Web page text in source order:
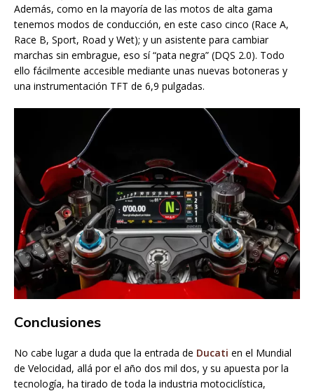
Además, como en la mayoría de las motos de alta gama
tenemos modos de conducción, en este caso cinco (Race A,
Race B, Sport, Road y Wet); y un asistente para cambiar
marchas sin embrague, eso sí “pata negra” (DQS 2.0). Todo
ello fácilmente accesible mediante unas nuevas botoneras y
una instrumentación TFT de 6,9 pulgadas.
Conclusiones
No cabe lugar a duda que la entrada de Ducati en el Mundial
de Velocidad, allá por el año dos mil dos, y su apuesta por la
tecnología, ha tirado de toda la industria motociclística,